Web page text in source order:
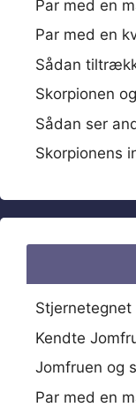
Par med en
Par med en
Sådan
Skorpionen
Sådan ser
Skorpionens
Stjernetegnet
Kendte
Jomfruen og
Par med en